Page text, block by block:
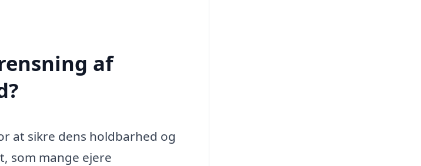
af
at sikre dens holdbarhed og
som mange ejere